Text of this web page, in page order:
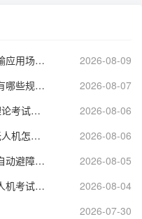
无人机物流运输应用（无人机物流运输应用场景）
2026-08-09
民用无人机有什么用处（民用无人机有哪些规定内容）
2026-08-07
2024 无人机理论考试题库（无人机理论考试题库免费下载）
2026-08-06
大疆无人机导入kml规划航线（大疆无人机怎么设置航线起止点）
2026-08-06
无人机带自动避障选哪个好（无人机自动避障和GPS哪个好）
2026-08-05
多旋翼无人机驾驶员题库（多旋翼无人机考试技巧）
2026-08-04
2026-07-30